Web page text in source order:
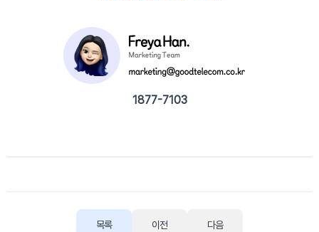
1877-7103
목록 이전 다음